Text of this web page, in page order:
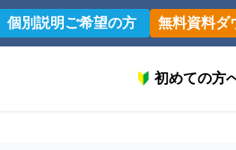
個別説明ご希望の方 無料資料ダ
初めての方